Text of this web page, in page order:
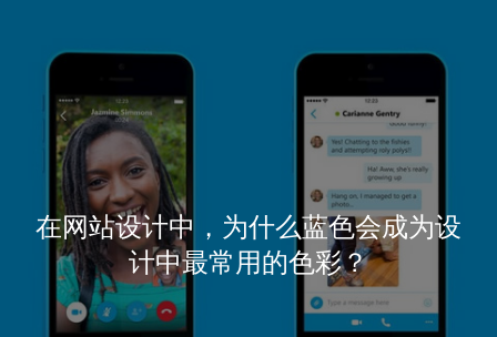
在网站设计中，为什么蓝色会成为设
计中最常用的色彩？